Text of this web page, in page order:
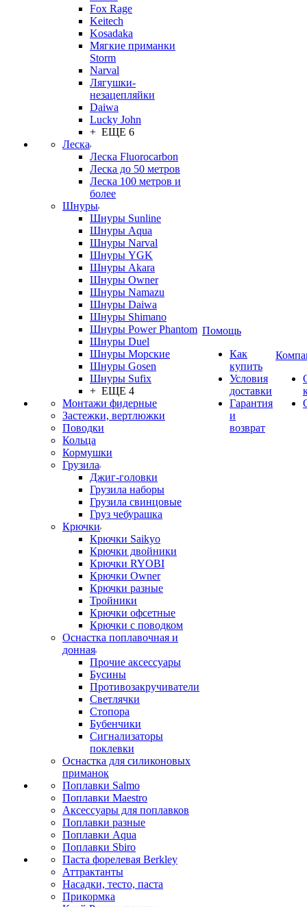
Fox Rage
Keitech
Kosadaka
Мягкие приманки
Storm
Narval
Лягушки-
незацепляйки
Daiwa
Lucky John
+ ЕЩЕ 6
Леска
Леска Fluorocarbon
Леска до 50 метров
Леска 100 метров и
более
Шнуры
Шнуры Sunline
Шнуры Aqua
Шнуры Narval
Шнуры YGK
Шнуры Akara
Шнуры Owner
Шнуры Namazu
Шнуры Daiwa
Шнуры Shimano
Шнуры Power Phantom
Шнуры Duel
Шнуры Морские
Шнуры Gosen
Шнуры Sufix
+ ЕЩЕ 4
Монтажи фидерные
Застежки, вертлюжки
Поводки
Кольца
Кормушки
Грузила
Джиг-головки
Грузила наборы
Грузила свинцовые
Груз чебурашка
Крючки
Крючки Saikyo
Крючки двойники
Крючки RYOBI
Крючки Owner
Крючки разные
Тройники
Крючки офсетные
Крючки с поводком
Оснастка поплавочная и
донная
Прочие аксессуары
Бусины
Противозакручиватели
Светлячки
Стопора
Бубенчики
Сигнализаторы
поклевки
Оснастка для силиконовых
приманок
Поплавки Salmo
Поплавки Maestro
Аксессуары для поплавков
Поплавки разные
Поплавки Aqua
Поплавки Sbiro
Паста форелевая Berkley
Аттрактанты
Насадки, тесто, паста
Прикормка
Помощь
Как
купить
Условия
доставки
Гарантия
и
возврат